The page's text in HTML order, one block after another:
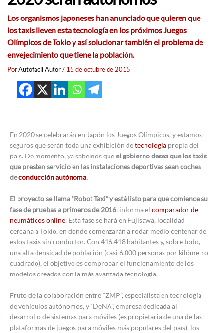
Los organismos japoneses han anunciado que quieren que
los taxis lleven esta tecnología en los próximos Juegos
Olímpicos de Tokio y así solucionar también el problema de
envejecimiento que tiene la población.
PorAutofacil Autor/ 15 de octubre de 2015
En 2020 se celebrarán en Japón los Juegos Olímpicos, y estamos
seguros que serán toda una exhibición detecnología propia del
país. De momento, ya sabemos queel gobierno desea que los taxis
que presten servicio en las instalaciones deportivas sean coches
deconducción autónoma.
El proyecto se llama “Robot Taxi” y está listo para que comience su
fase de pruebas a primeros de 2016, informa el comparador de
neumáticos online. Esta fase se hará en Fujisawa, localidad
cercana a Tokio, en donde comenzarán a rodar medio centenar de
estos taxis sin conductor. Con 416.418 habitantes y, sobre todo,
una alta densidad de población (casi 6.000 personas por kilómetro
cuadrado), el objetivo es comprobar el funcionamiento de los
modelos creados con la más avanzada tecnología.
Fruto de la colaboración entre “ZMP”, especialista en tecnología
de vehículos autónomos, y “DeNA”, empresa dedicada al
desarrollo de sistemas para móviles (es propietaria de una de las
plataformas de juegos para móviles más populares del país), los